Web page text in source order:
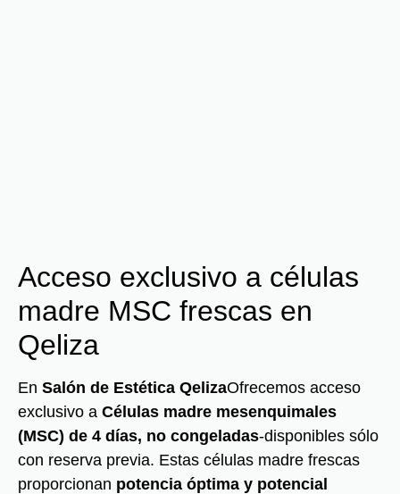
Acceso exclusivo a células
madre MSC frescas en
Qeliza
En Salón de Estética QelizaOfrecemos acceso
exclusivo a Células madre mesenquimales
(MSC) de 4 días, no congeladas-disponibles sólo
con reserva previa. Estas células madre frescas
proporcionan potencia óptima y potencial